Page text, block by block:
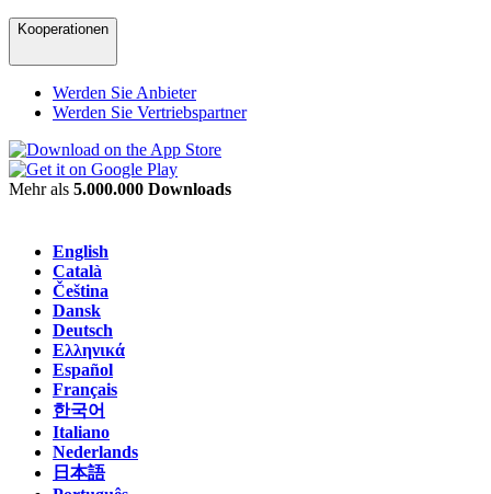
Kooperationen
Werden Sie Anbieter
Werden Sie Vertriebspartner
Mehr als 5.000.000 Downloads
English
Català
Čeština
Dansk
Deutsch
Ελληνικά
Español
Français
한국어
Italiano
Nederlands
日本語